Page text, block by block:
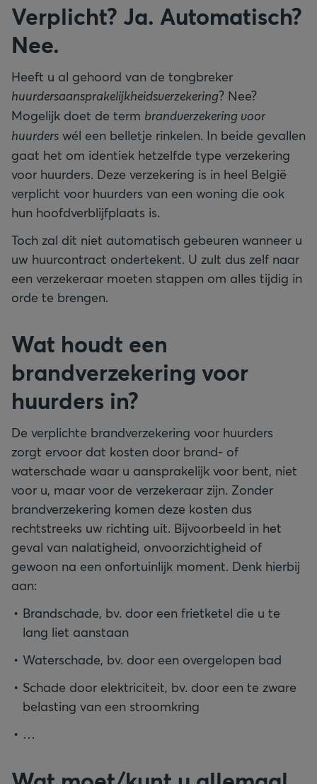
Verplicht? Ja. Automatisch?
Nee.
Heeft u al gehoord van de tongbreker
huurdersaansprakelijkheidsverzekering? Nee?
Mogelijk doet de term brandverzekering voor
huurders wél een belletje rinkelen. In beide gevallen
gaat het om identiek hetzelfde type verzekering
voor huurders. Deze verzekering is in heel België
verplicht voor huurders van een woning die ook
hun hoofdverblijfplaats is.
Toch zal dit niet automatisch gebeuren wanneer u
uw huurcontract ondertekent. U zult dus zelf naar
een verzekeraar moeten stappen om alles tijdig in
orde te brengen.
Wat houdt een
brandverzekering voor
huurders in?
De verplichte brandverzekering voor huurders
zorgt ervoor dat kosten door brand- of
waterschade waar u aansprakelijk voor bent, niet
voor u, maar voor de verzekeraar zijn. Zonder
brandverzekering komen deze kosten dus
rechtstreeks uw richting uit. Bijvoorbeeld in het
geval van nalatigheid, onvoorzichtigheid of
gewoon na een onfortuinlijk moment. Denk hierbij
aan:
Brandschade, bv. door een frietketel die u te
lang liet aanstaan
Waterschade, bv. door een overgelopen bad
Schade door elektriciteit, bv. door een te zware
belasting van een stroomkring
…